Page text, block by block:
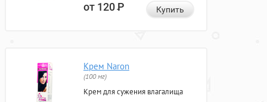
от 120Р Купить
Крем Naron
(100 мг)
Крем для сужения влагалища